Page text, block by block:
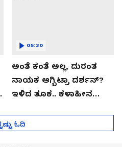
ಅಂತೆ ಕಂತೆ ಅಲ್ಲ, ದುರಂತ
ನಾಯಕ ಆಗ್ಬಿಟ್ರಾ ದರ್ಶನ್?
ಇಳಿದ ತೂಕ.. ಕಳಾಹೀನ
05:30
ಓದಿ